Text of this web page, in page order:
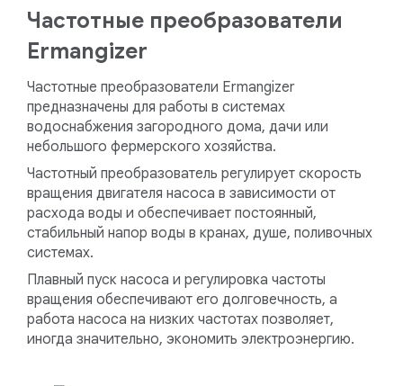
Частотные преобразователи
Ermangizer
Частотные преобразователи Ermangizer
предназначены для работы в системах
водоснабжения загородного дома, дачи или
небольшого фермерского хозяйства.
Частотный преобразователь регулирует скорость
вращения двигателя насоса в зависимости от
расхода воды и обеспечивает постоянный,
стабильный напор воды в кранах, душе, поливочных
системах.
Плавный пуск насоса и регулировка частоты
вращения обеспечивают его долговечность, а
работа насоса на низких частотах позволяет,
иногда значительно, экономить электроэнергию.